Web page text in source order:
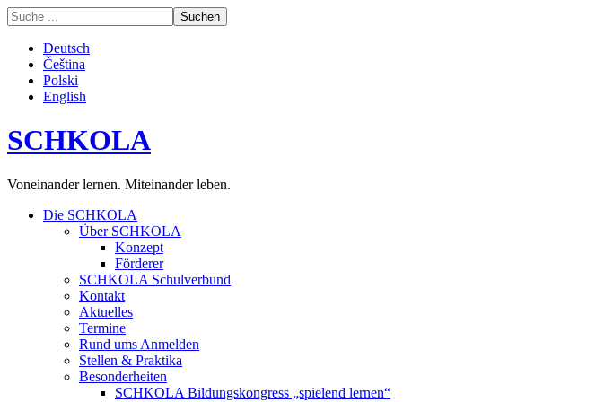
Deutsch
Čeština
Polski
English
SCHKOLA
Voneinander lernen. Miteinander leben.
Die SCHKOLA
Über SCHKOLA
Konzept
Förderer
SCHKOLA Schulverbund
Kontakt
Aktuelles
Termine
Rund ums Anmelden
Stellen & Praktika
Besonderheiten
SCHKOLA Bildungskongress „spielend lernen“